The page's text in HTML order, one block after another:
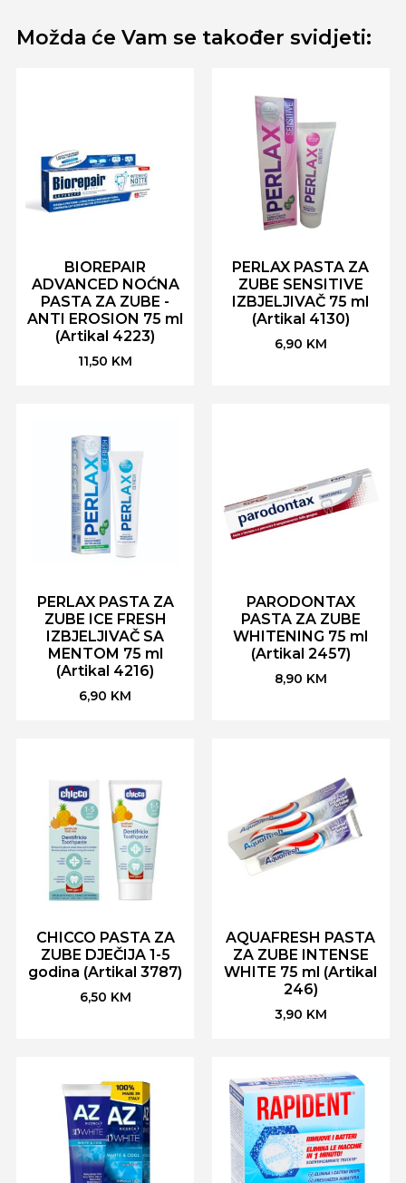
Možda će Vam se također svidjeti:
BIOREPAIR
ADVANCED NOĆNA
PASTA ZA ZUBE -
ANTI EROSION 75 ml
(Artikal 4223)
11,50 KM
PERLAX PASTA ZA
ZUBE SENSITIVE
IZBJELJIVAČ 75 ml
(Artikal 4130)
6,90 KM
PERLAX PASTA ZA
ZUBE ICE FRESH
IZBJELJIVAČ SA
MENTOM 75 ml
(Artikal 4216)
6,90 KM
PARODONTAX
PASTA ZA ZUBE
WHITENING 75 ml
(Artikal 2457)
8,90 KM
CHICCO PASTA ZA
ZUBE DJEČIJA 1-5
godina (Artikal 3787)
6,50 KM
AQUAFRESH PASTA
ZA ZUBE INTENSE
WHITE 75 ml (Artikal
246)
3,90 KM